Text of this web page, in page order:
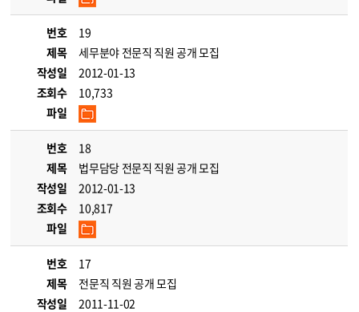
번호
19
제목
세무분야 전문직 직원 공개 모집
작성일
2012-01-13
조회수
10,733
파일
번호
18
제목
법무담당 전문직 직원 공개 모집
작성일
2012-01-13
조회수
10,817
파일
번호
17
제목
전문직 직원 공개 모집
작성일
2011-11-02